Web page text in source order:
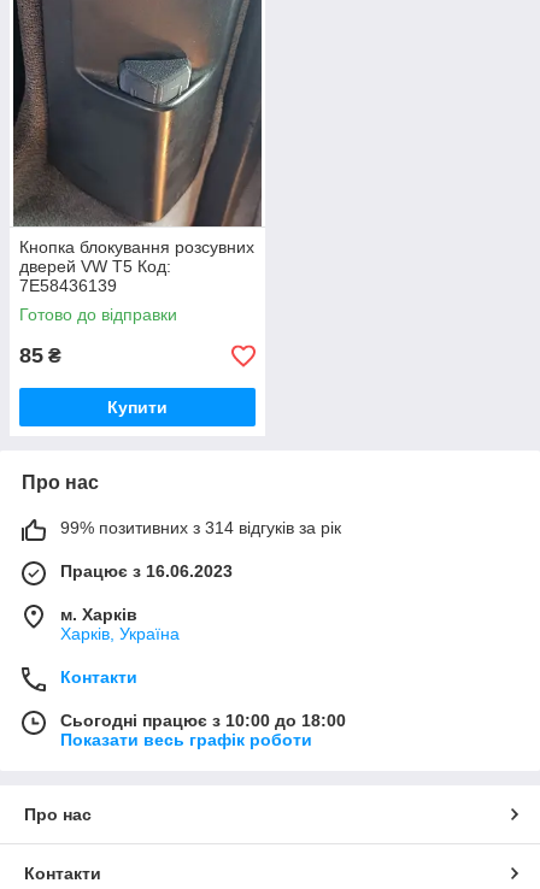
Кнопка блокування розсувних
дверей VW T5 Код:
7E58436139
Готово до відправки
85 ₴
Купити
Про нас
99% позитивних з 314 відгуків за рік
Працює з 16.06.2023
м. Харків
Харків, Україна
Контакти
Сьогодні працює з 10:00 до 18:00
Показати весь графік роботи
Про нас
Контакти